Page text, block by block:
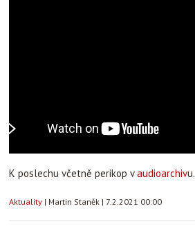
K poslechu včetně perikop vaudioarchivu.
Aktuality | Martin Staněk | 7.2.2021 00:00